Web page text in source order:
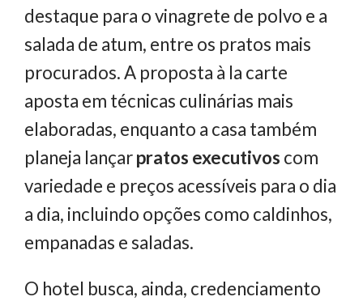
destaque para o vinagrete de polvo e a
salada de atum, entre os pratos mais
procurados. A proposta à la carte
aposta em técnicas culinárias mais
elaboradas, enquanto a casa também
planeja lançarpratos executivos com
variedade e preços acessíveis para o dia
a dia, incluindo opções como caldinhos,
empanadas e saladas.
O hotel busca, ainda, credenciamento